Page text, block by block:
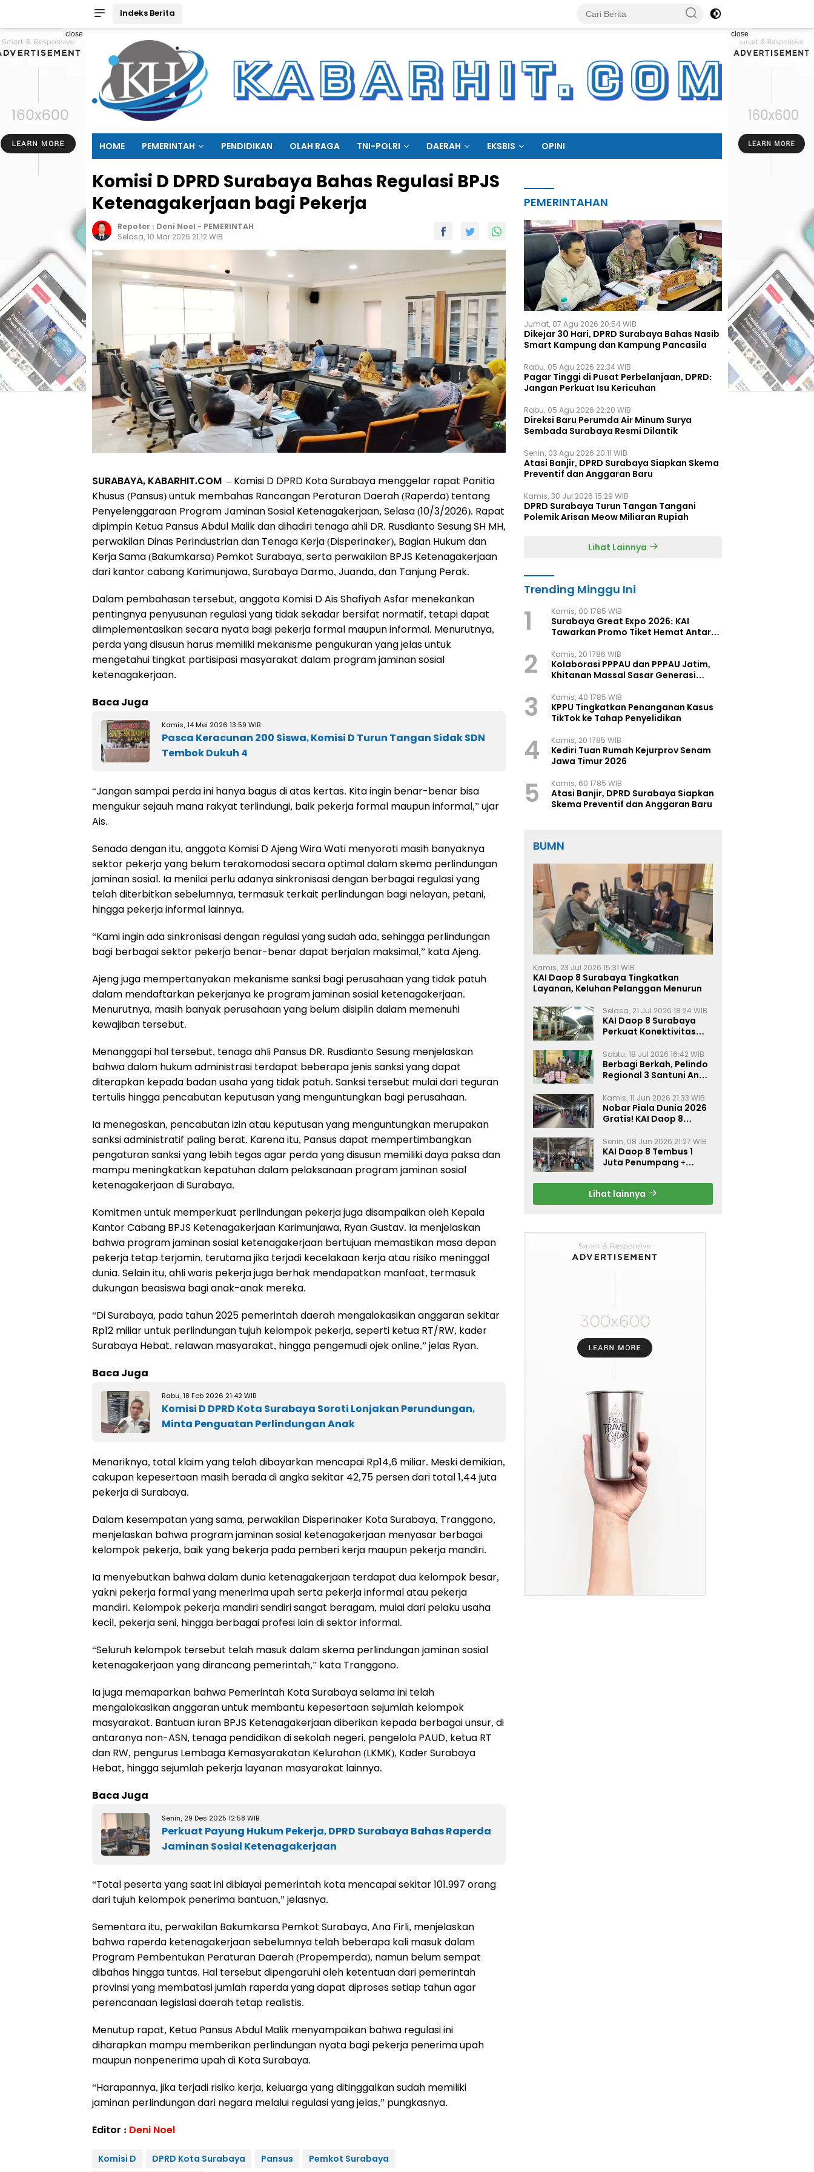
Indeks Berita
close close
HOME PEMERINTAH PENDIDIKAN OLAH RAGA TNI-POLRI DAERAH EKSBIS OPINI
Komisi D DPRD Surabaya Bahas Regulasi BPJS
Ketenagakerjaan bagi Pekerja
Repoter : Deni Noel - PEMERINTAH
Selasa, 10 Mar 2026 21:12 WIB
SURABAYA, KABARHIT.COM – Komisi D DPRD Kota Surabaya menggelar rapat Panitia
Khusus (Pansus) untuk membahas Rancangan Peraturan Daerah (Raperda) tentang
Penyelenggaraan Program Jaminan Sosial Ketenagakerjaan, Selasa (10/3/2026). Rapat
dipimpin Ketua Pansus Abdul Malik dan dihadiri tenaga ahli DR. Rusdianto Sesung SH MH,
perwakilan Dinas Perindustrian dan Tenaga Kerja (Disperinaker), Bagian Hukum dan
Kerja Sama (Bakumkarsa) Pemkot Surabaya, serta perwakilan BPJS Ketenagakerjaan
dari kantor cabang Karimunjawa, Surabaya Darmo, Juanda, dan Tanjung Perak.
Dalam pembahasan tersebut, anggota Komisi D Ais Shafiyah Asfar menekankan
pentingnya penyusunan regulasi yang tidak sekadar bersifat normatif, tetapi dapat
diimplementasikan secara nyata bagi pekerja formal maupun informal. Menurutnya,
perda yang disusun harus memiliki mekanisme pengukuran yang jelas untuk
mengetahui tingkat partisipasi masyarakat dalam program jaminan sosial
ketenagakerjaan.
Baca Juga
Kamis, 14 Mei 2026 13:59 WIB
Pasca Keracunan 200 Siswa, Komisi D Turun Tangan Sidak SDN
Tembok Dukuh 4
“Jangan sampai perda ini hanya bagus di atas kertas. Kita ingin benar-benar bisa
mengukur sejauh mana rakyat terlindungi, baik pekerja formal maupun informal,” ujar
Ais.
Senada dengan itu, anggota Komisi D Ajeng Wira Wati menyoroti masih banyaknya
sektor pekerja yang belum terakomodasi secara optimal dalam skema perlindungan
jaminan sosial. Ia menilai perlu adanya sinkronisasi dengan berbagai regulasi yang
telah diterbitkan sebelumnya, termasuk terkait perlindungan bagi nelayan, petani,
hingga pekerja informal lainnya.
“Kami ingin ada sinkronisasi dengan regulasi yang sudah ada, sehingga perlindungan
bagi berbagai sektor pekerja benar-benar dapat berjalan maksimal,” kata Ajeng.
Ajeng juga mempertanyakan mekanisme sanksi bagi perusahaan yang tidak patuh
dalam mendaftarkan pekerjanya ke program jaminan sosial ketenagakerjaan.
Menurutnya, masih banyak perusahaan yang belum disiplin dalam memenuhi
kewajiban tersebut.
Menanggapi hal tersebut, tenaga ahli Pansus DR. Rusdianto Sesung menjelaskan
bahwa dalam hukum administrasi terdapat beberapa jenis sanksi yang dapat
diterapkan kepada badan usaha yang tidak patuh. Sanksi tersebut mulai dari teguran
tertulis hingga pencabutan keputusan yang menguntungkan bagi perusahaan.
Ia menegaskan, pencabutan izin atau keputusan yang menguntungkan merupakan
sanksi administratif paling berat. Karena itu, Pansus dapat mempertimbangkan
pengaturan sanksi yang lebih tegas agar perda yang disusun memiliki daya paksa dan
mampu meningkatkan kepatuhan dalam pelaksanaan program jaminan sosial
ketenagakerjaan di Surabaya.
Komitmen untuk memperkuat perlindungan pekerja juga disampaikan oleh Kepala
Kantor Cabang BPJS Ketenagakerjaan Karimunjawa, Ryan Gustav. Ia menjelaskan
bahwa program jaminan sosial ketenagakerjaan bertujuan memastikan masa depan
pekerja tetap terjamin, terutama jika terjadi kecelakaan kerja atau risiko meninggal
dunia. Selain itu, ahli waris pekerja juga berhak mendapatkan manfaat, termasuk
dukungan beasiswa bagi anak-anak mereka.
“Di Surabaya, pada tahun 2025 pemerintah daerah mengalokasikan anggaran sekitar
Rp12 miliar untuk perlindungan tujuh kelompok pekerja, seperti ketua RT/RW, kader
Surabaya Hebat, relawan masyarakat, hingga pengemudi ojek online,” jelas Ryan.
Baca Juga
Rabu, 18 Feb 2026 21:42 WIB
Komisi D DPRD Kota Surabaya Soroti Lonjakan Perundungan,
Minta Penguatan Perlindungan Anak
Menariknya, total klaim yang telah dibayarkan mencapai Rp14,6 miliar. Meski demikian,
cakupan kepesertaan masih berada di angka sekitar 42,75 persen dari total 1,44 juta
pekerja di Surabaya.
Dalam kesempatan yang sama, perwakilan Disperinaker Kota Surabaya, Tranggono,
menjelaskan bahwa program jaminan sosial ketenagakerjaan menyasar berbagai
kelompok pekerja, baik yang bekerja pada pemberi kerja maupun pekerja mandiri.
Ia menyebutkan bahwa dalam dunia ketenagakerjaan terdapat dua kelompok besar,
yakni pekerja formal yang menerima upah serta pekerja informal atau pekerja
mandiri. Kelompok pekerja mandiri sendiri sangat beragam, mulai dari pelaku usaha
kecil, pekerja seni, hingga berbagai profesi lain di sektor informal.
“Seluruh kelompok tersebut telah masuk dalam skema perlindungan jaminan sosial
ketenagakerjaan yang dirancang pemerintah,” kata Tranggono.
Ia juga memaparkan bahwa Pemerintah Kota Surabaya selama ini telah
mengalokasikan anggaran untuk membantu kepesertaan sejumlah kelompok
masyarakat. Bantuan iuran BPJS Ketenagakerjaan diberikan kepada berbagai unsur, di
antaranya non-ASN, tenaga pendidikan di sekolah negeri, pengelola PAUD, ketua RT
dan RW, pengurus Lembaga Kemasyarakatan Kelurahan (LKMK), Kader Surabaya
Hebat, hingga sejumlah pekerja layanan masyarakat lainnya.
Baca Juga
Senin, 29 Des 2025 12:58 WIB
Perkuat Payung Hukum Pekerja, DPRD Surabaya Bahas Raperda
Jaminan Sosial Ketenagakerjaan
“Total peserta yang saat ini dibiayai pemerintah kota mencapai sekitar 101.997 orang
dari tujuh kelompok penerima bantuan,” jelasnya.
Sementara itu, perwakilan Bakumkarsa Pemkot Surabaya, Ana Firli, menjelaskan
bahwa raperda ketenagakerjaan sebelumnya telah beberapa kali masuk dalam
Program Pembentukan Peraturan Daerah (Propemperda), namun belum sempat
dibahas hingga tuntas. Hal tersebut dipengaruhi oleh ketentuan dari pemerintah
provinsi yang membatasi jumlah raperda yang dapat diproses setiap tahun agar
perencanaan legislasi daerah tetap realistis.
Menutup rapat, Ketua Pansus Abdul Malik menyampaikan bahwa regulasi ini
diharapkan mampu memberikan perlindungan nyata bagi pekerja penerima upah
maupun nonpenerima upah di Kota Surabaya.
“Harapannya, jika terjadi risiko kerja, keluarga yang ditinggalkan sudah memiliki
jaminan perlindungan dari negara melalui regulasi yang jelas,” pungkasnya.
Editor : Deni Noel
Komisi D DPRD Kota Surabaya Pansus Pemkot Surabaya
PEMERINTAHAN
Jumat, 07 Agu 2026 20:54 WIB
Dikejar 30 Hari, DPRD Surabaya Bahas Nasib
Smart Kampung dan Kampung Pancasila
Rabu, 05 Agu 2026 22:34 WIB
Pagar Tinggi di Pusat Perbelanjaan, DPRD:
Jangan Perkuat Isu Kericuhan
Rabu, 05 Agu 2026 22:20 WIB
Direksi Baru Perumda Air Minum Surya
Sembada Surabaya Resmi Dilantik
Senin, 03 Agu 2026 20:11 WIB
Atasi Banjir, DPRD Surabaya Siapkan Skema
Preventif dan Anggaran Baru
Kamis, 30 Jul 2026 15:29 WIB
DPRD Surabaya Turun Tangan Tangani
Polemik Arisan Meow Miliaran Rupiah
Lihat Lainnya
Trending Minggu Ini
1 Kamis, 00 1785 WIB
Surabaya Great Expo 2026: KAI
Tawarkan Promo Tiket Hemat Antar
2 Kamis, 20 1786 WIB
Kolaborasi PPPAU dan PPPAU Jatim,
Khitanan Massal Sasar Generasi
3 Kamis, 40 1785 WIB
KPPU Tingkatkan Penanganan Kasus
TikTok ke Tahap Penyelidikan
4 Kamis, 20 1785 WIB
Kediri Tuan Rumah Kejurprov Senam
Jawa Timur 2026
5 Kamis, 60 1785 WIB
Atasi Banjir, DPRD Surabaya Siapkan
Skema Preventif dan Anggaran Baru
BUMN
Kamis, 23 Jul 2026 15:31 WIB
KAI Daop 8 Surabaya Tingkatkan
Layanan, Keluhan Pelanggan Menurun
Selasa, 21 Jul 2026 18:24 WIB
KAI Daop 8 Surabaya
Perkuat Konektivitas
Terintegrasi di Jawa
Timur
Sabtu, 18 Jul 2026 16:42 WIB
Berbagi Berkah, Pelindo
Regional 3 Santuni Anak
Kamis, 11 Jun 2026 21:33 WIB
Nobar Piala Dunia 2026
Gratis! KAI Daop 8
Besar di 5 Stasiun Ini
Senin, 08 Jun 2026 21:27 WIB
KAI Daop 8 Tembus 1
Juta Penumpang +
Sekolah
Lihat lainnya